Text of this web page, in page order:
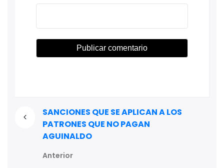
SANCIONES QUE SE APLICAN A LOS
PATRONES QUE NO PAGAN
AGUINALDO
Anterior